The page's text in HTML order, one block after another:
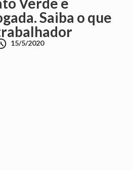
Saiba o que
15/5/2020